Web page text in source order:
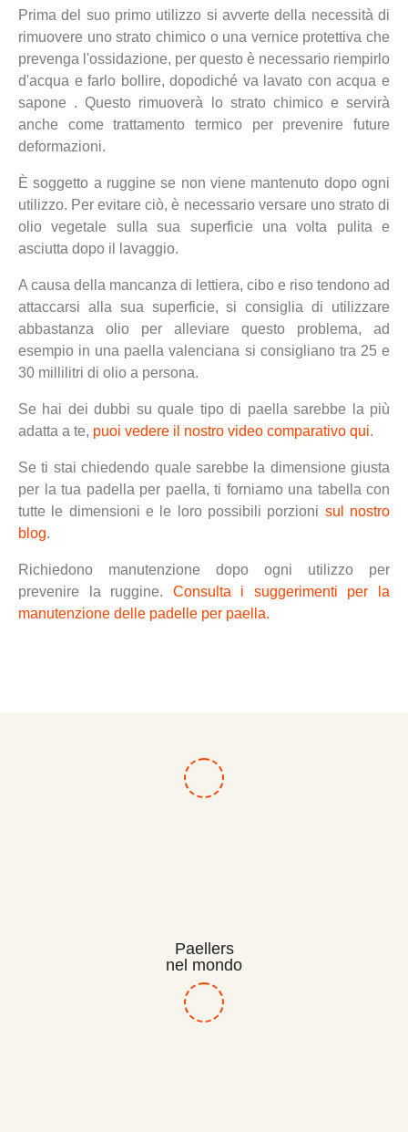
Prima del suo primo utilizzo si avverte della necessità di
rimuovere uno strato chimico o una vernice protettiva che
prevenga l'ossidazione, per questo è necessario riempirlo
d'acqua e farlo bollire, dopodiché va lavato con acqua e
sapone . Questo rimuoverà lo strato chimico e servirà
anche come trattamento termico per prevenire future
deformazioni.
È soggetto a ruggine se non viene mantenuto dopo ogni
utilizzo. Per evitare ciò, è necessario versare uno strato di
olio vegetale sulla sua superficie una volta pulita e
asciutta dopo il lavaggio.
A causa della mancanza di lettiera, cibo e riso tendono ad
attaccarsi alla sua superficie, si consiglia di utilizzare
abbastanza olio per alleviare questo problema, ad
esempio in una paella valenciana si consigliano tra 25 e
30 millilitri di olio a persona.
Se hai dei dubbi su quale tipo di paella sarebbe la più
adatta a te, puoi vedere il nostro video comparativo qui.
Se ti stai chiedendo quale sarebbe la dimensione giusta
per la tua padella per paella, ti forniamo una tabella con
tutte le dimensioni e le loro possibili porzioni sul nostro
blog.
Richiedono manutenzione dopo ogni utilizzo per
prevenire la ruggine. Consulta i suggerimenti per la
manutenzione delle padelle per paella.
Paellers
nel mondo